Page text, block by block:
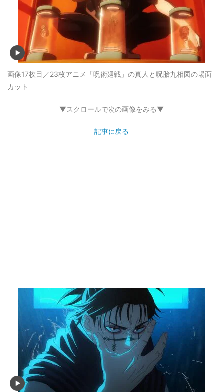
画像17枚目／23枚アニメ「呪術廻戦」の真人と呪胎九相図の場面
カット
▼スクロールで次の画像をみる▼
記事に戻る